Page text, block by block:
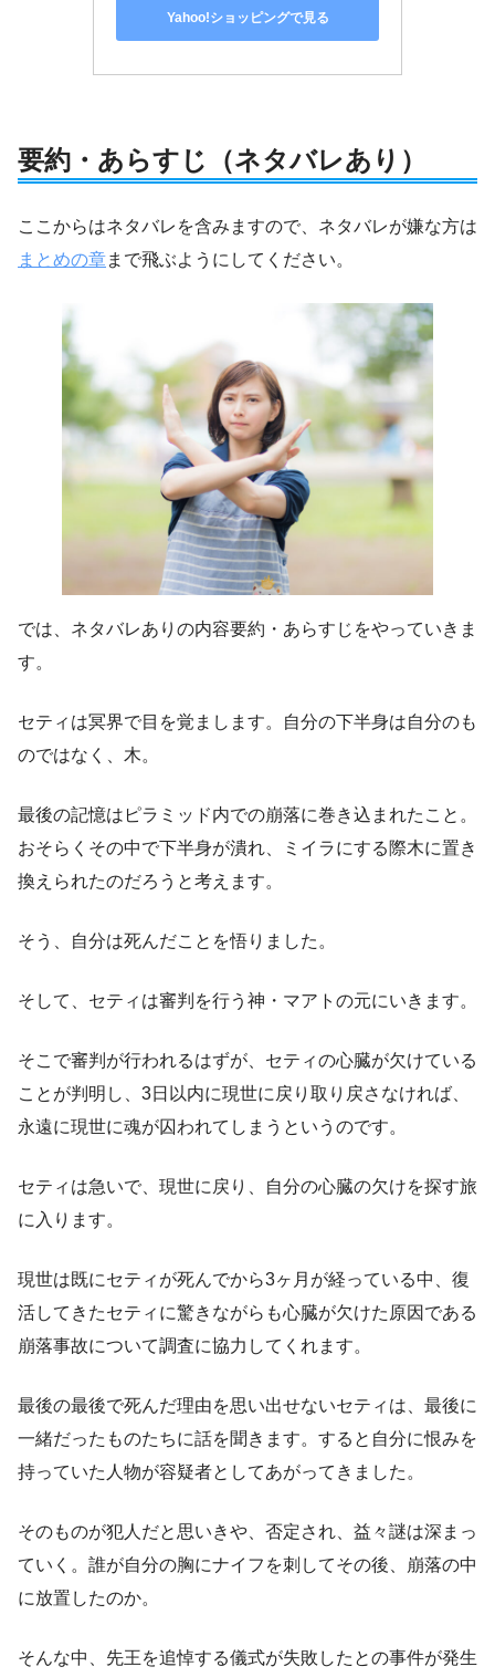
Yahoo!ショッピングで見る
要約・あらすじ（ネタバレあり）
ここからはネタバレを含みますので、ネタバレが嫌な方は
まとめの章まで飛ぶようにしてください。
では、ネタバレありの内容要約・あらすじをやっていきま
す。
セティは冥界で目を覚まします。自分の下半身は自分のも
のではなく、木。
最後の記憶はピラミッド内での崩落に巻き込まれたこと。
おそらくその中で下半身が潰れ、ミイラにする際木に置き
換えられたのだろうと考えます。
そう、自分は死んだことを悟りました。
そして、セティは審判を行う神・マアトの元にいきます。
そこで審判が行われるはずが、セティの心臓が欠けている
ことが判明し、3日以内に現世に戻り取り戻さなければ、
永遠に現世に魂が囚われてしまうというのです。
セティは急いで、現世に戻り、自分の心臓の欠けを探す旅
に入ります。
現世は既にセティが死んでから3ヶ月が経っている中、復
活してきたセティに驚きながらも心臓が欠けた原因である
崩落事故について調査に協力してくれます。
最後の最後で死んだ理由を思い出せないセティは、最後に
一緒だったものたちに話を聞きます。すると自分に恨みを
持っていた人物が容疑者としてあがってきました。
そのものが犯人だと思いきや、否定され、益々謎は深まっ
ていく。誰が自分の胸にナイフを刺してその後、崩落の中
に放置したのか。
そんな中、先王を追悼する儀式が失敗したとの事件が発生